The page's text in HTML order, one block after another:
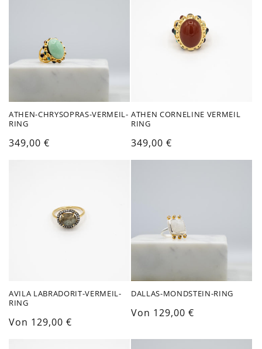
e
:
ATHEN-CHRYSOPRAS-VERMEIL-
RING
Normaler
349,00 €
ATHEN CORNELINE VERMEIL
RING
Normaler
Preis
349,00 €
AVILA LABRADORIT-VERMEIL-
RING
Normaler
Von 129,00 €
DALLAS-MONDSTEIN-RING
Normaler
Von 129,00 €